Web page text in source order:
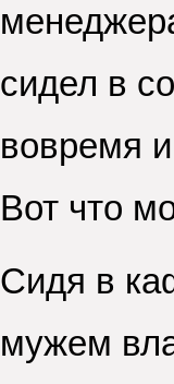
сидел в
вовремя
Вот что
Сидя в
мужем